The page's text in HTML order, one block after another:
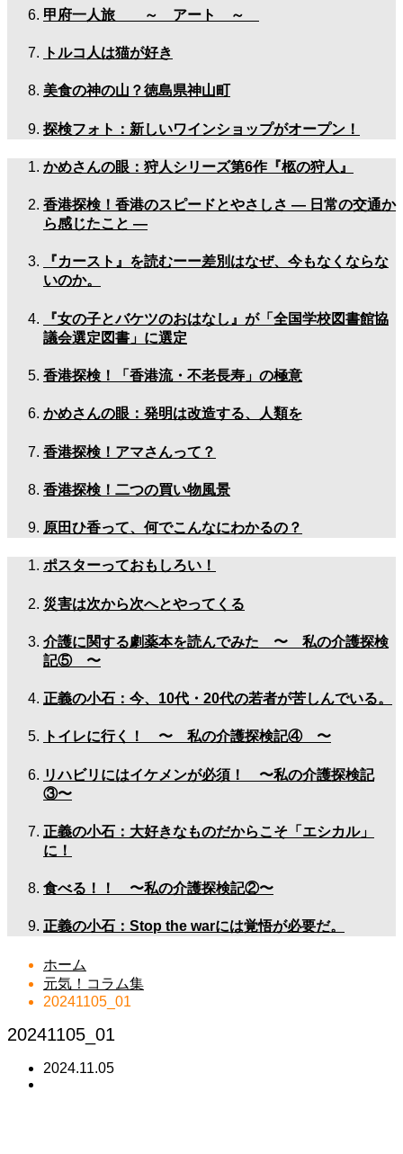
甲府一人旅 ～ アート ～
トルコ人は猫が好き
美食の神の山？徳島県神山町
探検フォト：新しいワインショップがオープン！
かめさんの眼：狩人シリーズ第6作『柩の狩人』
香港探検！香港のスピードとやさしさ — 日常の交通か
ら感じたこと —
『カースト』を読むーー差別はなぜ、今もなくならな
いのか。
『女の子とバケツのおはなし』が「全国学校図書館協
議会選定図書」に選定
香港探検！「香港流・不老長寿」の極意
かめさんの眼：発明は改造する、人類を
香港探検！アマさんって？
香港探検！二つの買い物風景
原田ひ香って、何でこんなにわかるの？
ポスターっておもしろい！
災害は次から次へとやってくる
介護に関する劇薬本を読んでみた 〜 私の介護探検
記⑤ 〜
正義の小石：今、10代・20代の若者が苦しんでいる。
トイレに行く！ 〜 私の介護探検記④ 〜
リハビリにはイケメンが必須！ 〜私の介護探検記
③〜
正義の小石：大好きなものだからこそ「エシカル」
に！
食べる！！ 〜私の介護探検記②〜
正義の小石：Stop the warには覚悟が必要だ。
ホーム
元気！コラム集
20241105_01
20241105_01
2024.11.05